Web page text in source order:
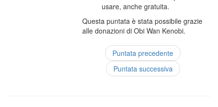
usare, anche gratuita.
Questa puntata è stata possibile grazie
alle donazioni di Obi Wan Kenobi.
Puntata precedente
Puntata successiva